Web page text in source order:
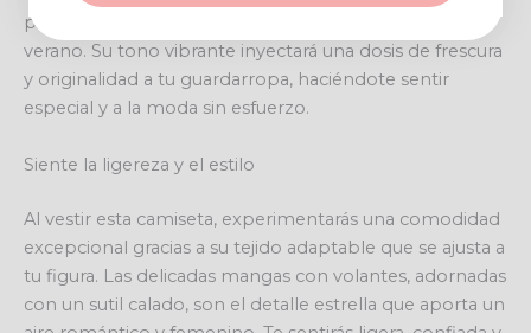
paseo por la ciudad o incluso en una cena informal de
verano. Su tono vibrante inyectará una dosis de frescura
y originalidad a tu guardarropa, haciéndote sentir
especial y a la moda sin esfuerzo.
Siente la ligereza y el estilo
Al vestir esta camiseta, experimentarás una comodidad
excepcional gracias a su tejido adaptable que se ajusta a
tu figura. Las delicadas mangas con volantes, adornadas
con un sutil calado, son el detalle estrella que aporta un